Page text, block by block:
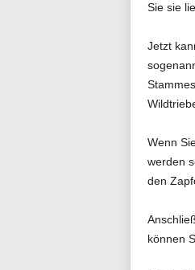
Sie sie
Jetzt
Wenn
werden
den
können